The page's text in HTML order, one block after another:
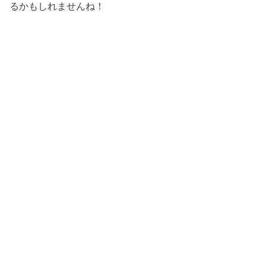
るかもしれませんね！